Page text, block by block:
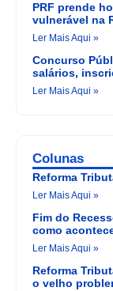
PRF prende
vulnerável na
Ler Mais Aqui »
Concurso
salários,
Ler Mais Aqui »
Colunas
Reforma
Ler Mais Aqui »
Fim do
como
Ler Mais Aqui »
Reforma
o velho